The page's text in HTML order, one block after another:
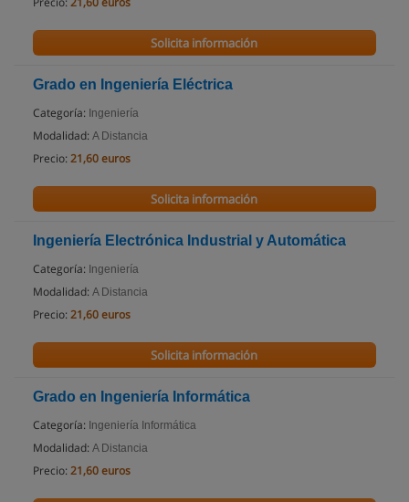
Solicita información
Grado en Ingeniería Eléctrica
Categoría: Ingeniería
Modalidad: A Distancia
Precio: 21,60 euros
Solicita información
Ingeniería Electrónica Industrial y Automática
Categoría: Ingeniería
Modalidad: A Distancia
Precio: 21,60 euros
Solicita información
Grado en Ingeniería Informática
Categoría: Ingeniería Informática
Modalidad: A Distancia
Precio: 21,60 euros